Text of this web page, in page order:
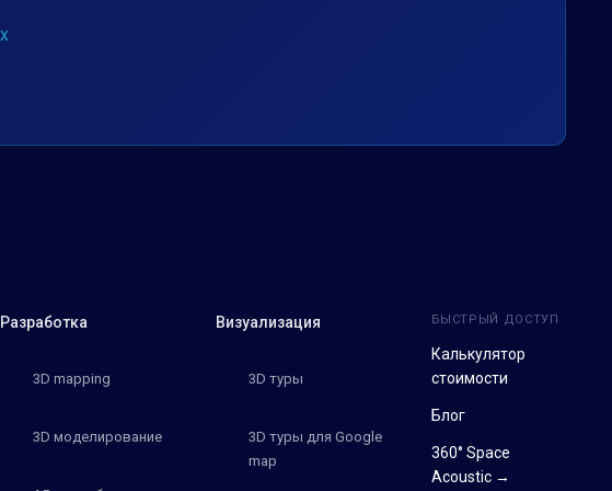
Разработка
3D mapping
3D моделирование
Визуализация
3D туры
3D туры для Google
map
БЫСТРЫЙ ДОСТУП
Калькулятор
стоимости
Блог
360° Space
Acoustic →